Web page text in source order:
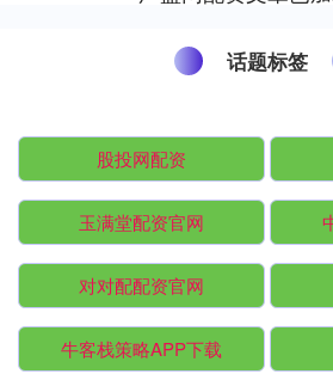
话题标签
股投网配资
玉满堂配资官网
对对配配资官网
牛客栈策略APP下载